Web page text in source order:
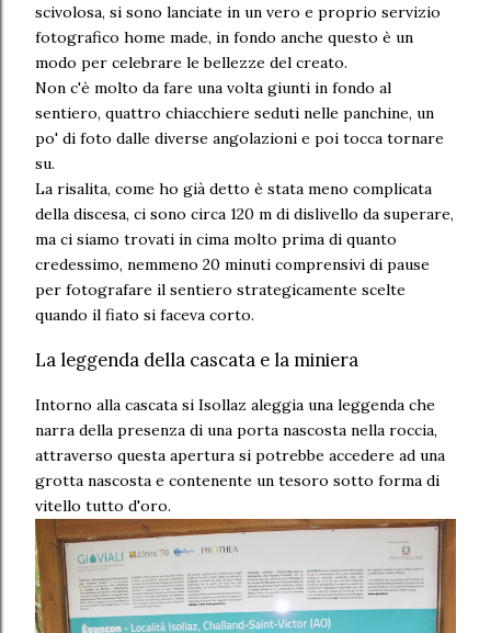
scivolosa, si sono lanciate in un vero e proprio servizio
fotografico home made, in fondo anche questo è un
modo per celebrare le bellezze del creato.
Non c'è molto da fare una volta giunti in fondo al
sentiero, quattro chiacchiere seduti nelle panchine, un
po' di foto dalle diverse angolazioni e poi tocca tornare
su.
La risalita, come ho già detto è stata meno complicata
della discesa, ci sono circa 120 m di dislivello da superare,
ma ci siamo trovati in cima molto prima di quanto
credessimo, nemmeno 20 minuti comprensivi di pause
per fotografare il sentiero strategicamente scelte
quando il fiato si faceva corto.
La leggenda della cascata e la miniera
Intorno alla cascata si Isollaz aleggia una leggenda che
narra della presenza di una porta nascosta nella roccia,
attraverso questa apertura si potrebbe accedere ad una
grotta nascosta e contenente un tesoro sotto forma di
vitello tutto d'oro.